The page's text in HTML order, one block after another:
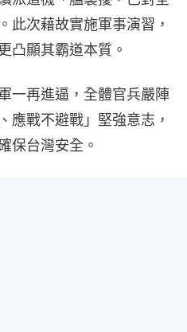
此次藉故實施軍事演習，
凸顯其霸道本質。
一再進逼，全體官兵嚴陣
應戰不避戰」堅強意志，
保台灣安全。